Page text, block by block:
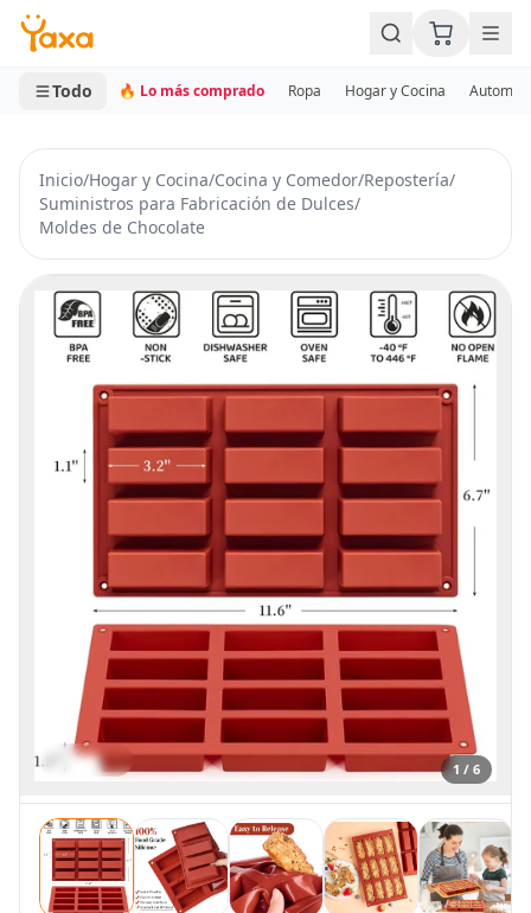
MINI CARRITO
0 productos
Todo 🔥 Lo más comprado Ropa Hogar y Cocina
Inicio/Hogar y Cocina/Cocina y Comedor/Repostería/
Suministros para Fabricación de Dulces/
Moldes de Chocolate
1 / 6